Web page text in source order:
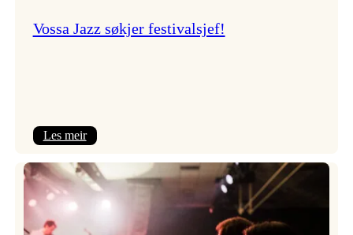
Vossa Jazz søkjer festivalsjef!
Les meir:
Jazz
søkjer